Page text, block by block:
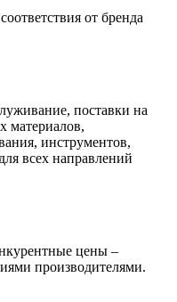
от бренда
поставки на
материалов,
инструментов,
всех направлений
цены –
производителями.